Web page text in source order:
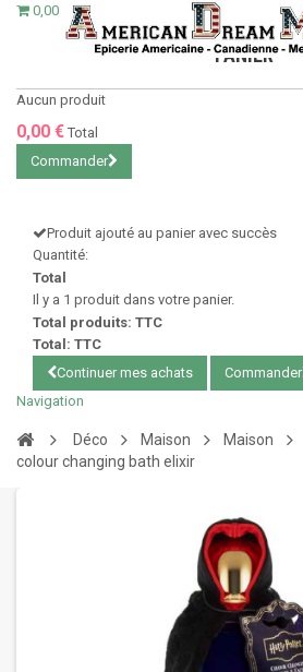
0,00 €
PANIER
Aucun produit
0,00 € Total
Commander
Produit ajouté au panier avec succès
Quantité:
Total
Il y a 1 produit dans votre panier.
Total produits: TTC
Total: TTC
Continuer mes achats
Commander
Navigation
Déco Maison Maison
colour changing bath elixir